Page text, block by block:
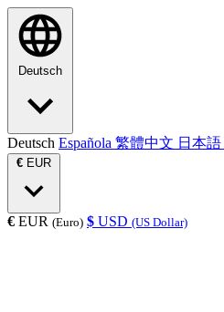
Deutsch
Deutsch Española 繁體中文 日本語
€ EUR
€ EUR (Euro) $ USD (US Dollar)